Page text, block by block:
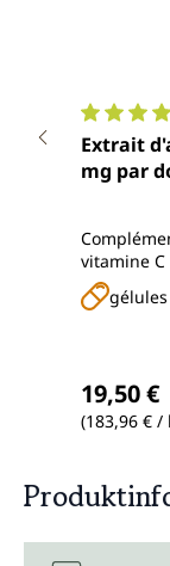
Note
Extrait
mg par
vitamine
gélules
19,50 €
(183,96 € /